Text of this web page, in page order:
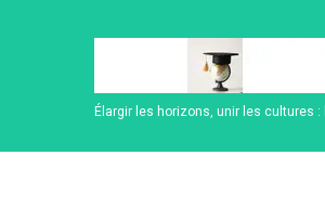
Élargir les horizons, unir les cultures